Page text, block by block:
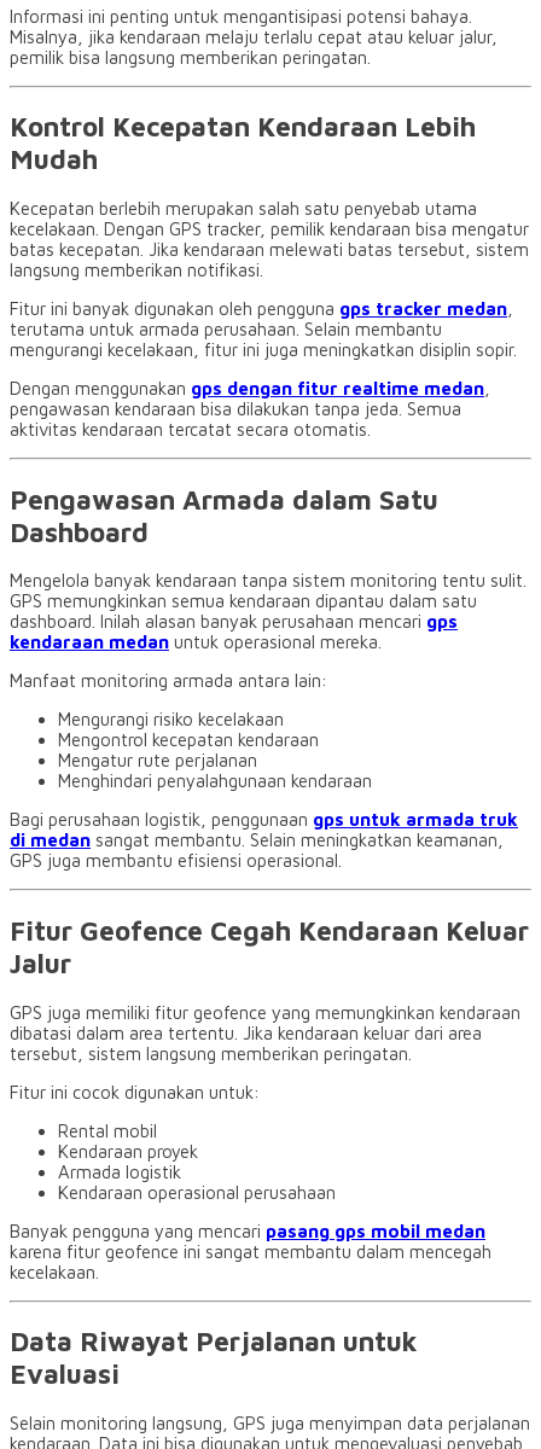
Informasi ini penting untuk mengantisipasi potensi bahaya.
Misalnya, jika kendaraan melaju terlalu cepat atau keluar jalur,
pemilik bisa langsung memberikan peringatan.
Kontrol Kecepatan Kendaraan Lebih
Mudah
Kecepatan berlebih merupakan salah satu penyebab utama
kecelakaan. Dengan GPS tracker, pemilik kendaraan bisa mengatur
batas kecepatan. Jika kendaraan melewati batas tersebut, sistem
langsung memberikan notifikasi.
Fitur ini banyak digunakan oleh pengguna gps tracker medan
terutama untuk armada perusahaan. Selain membantu
mengurangi kecelakaan, fitur ini juga meningkatkan disiplin sopir.
Dengan menggunakan gps dengan fitur realtime medan
pengawasan kendaraan bisa dilakukan tanpa jeda. Semua
aktivitas kendaraan tercatat secara otomatis.
Pengawasan Armada dalam Satu
Dashboard
Mengelola banyak kendaraan tanpa sistem monitoring tentu sulit.
GPS memungkinkan semua kendaraan dipantau dalam satu
dashboard. Inilah alasan banyak perusahaan mencari gps
kendaraan medan untuk operasional mereka.
Manfaat monitoring armada antara lain:
Mengurangi risiko kecelakaan
Mengontrol kecepatan kendaraan
Mengatur rute perjalanan
Menghindari penyalahgunaan kendaraan
Bagi perusahaan logistik, penggunaan gps untuk armada truk
di medan sangat membantu. Selain meningkatkan keamanan,
GPS juga membantu efisiensi operasional.
Fitur Geofence Cegah Kendaraan Keluar
Jalur
GPS juga memiliki fitur geofence yang memungkinkan kendaraan
dibatasi dalam area tertentu. Jika kendaraan keluar dari area
tersebut, sistem langsung memberikan peringatan.
Fitur ini cocok digunakan untuk:
Rental mobil
Kendaraan proyek
Armada logistik
Kendaraan operasional perusahaan
Banyak pengguna yang mencari pasang gps mobil medan
karena fitur geofence ini sangat membantu dalam mencegah
kecelakaan.
Data Riwayat Perjalanan untuk
Evaluasi
Selain monitoring langsung, GPS juga menyimpan data perjalanan
kendaraan. Data ini bisa digunakan untuk mengevaluasi penyebab